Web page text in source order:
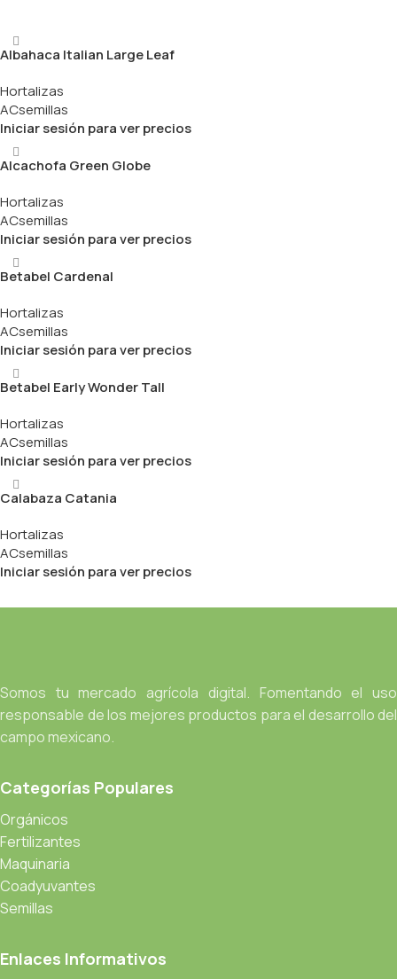
Albahaca Italian Large Leaf
Hortalizas
ACsemillas
Iniciar sesión para ver precios
Alcachofa Green Globe
Hortalizas
ACsemillas
Iniciar sesión para ver precios
Betabel Cardenal
Hortalizas
ACsemillas
Iniciar sesión para ver precios
Betabel Early Wonder Tall
Hortalizas
ACsemillas
Iniciar sesión para ver precios
Calabaza Catania
Hortalizas
ACsemillas
Iniciar sesión para ver precios
Somos tu mercado agrícola digital. Fomentando el uso
responsable de los mejores productos para el desarrollo del
campo mexicano.
Categorías Populares
Orgánicos
Fertilizantes
Maquinaria
Coadyuvantes
Semillas
Enlaces Informativos